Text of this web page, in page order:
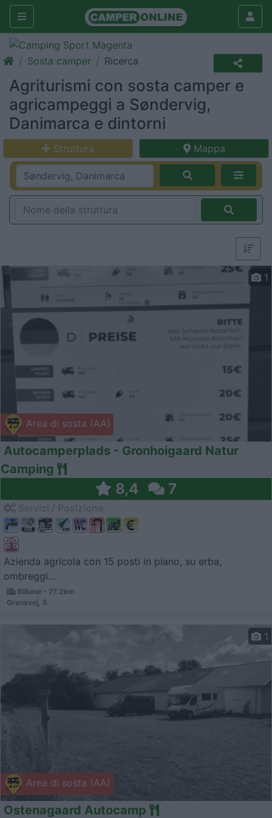
Sosta camper Ricerca
Agriturismi con sosta camper e
agricampeggi a Søndervig,
Danimarca e dintorni
Struttura Mappa
Area di sosta (AA)
1
Autocamperplads - Gronhoigaard Natur
Camping
8,4 7
Azienda agricola con 15 posti in piano, su erba,
ombreggi...
Billund - 77.2km
Grenevej, 5
Area di sosta (AA)
1
Ostenagaard Autocamp